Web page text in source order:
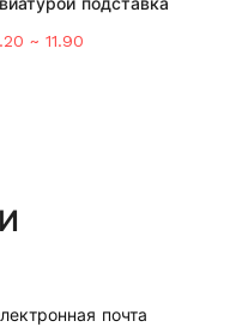
подставка
~ 11.90
почта